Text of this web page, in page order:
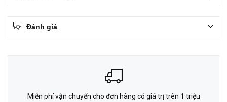
Đánh giá
Miễn phí vận chuyển cho đơn hàng có giá trị trên 1 triệu